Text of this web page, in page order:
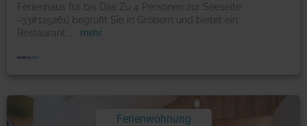
Ferienhaus für bis Das Zu 4 Personen zur Seeseite
-33#125261] begrüßt Sie in Gröbern und bietet ein
Restaurant
mehr
Ferienwohnung